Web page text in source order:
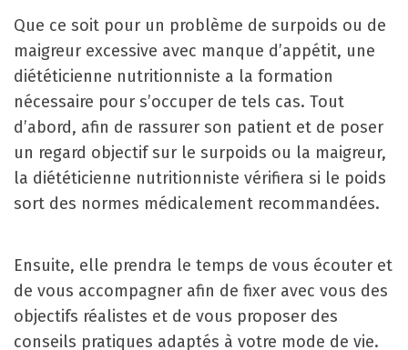
Que ce soit pour un problème de surpoids ou de
maigreur excessive avec manque d’appétit, une
diététicienne nutritionniste a la formation
nécessaire pour s’occuper de tels cas. Tout
d’abord, afin de rassurer son patient et de poser
un regard objectif sur le surpoids ou la maigreur,
la diététicienne nutritionniste vérifiera si le poids
sort des normes médicalement recommandées.
Ensuite, elle prendra le temps de vous écouter et
de vous accompagner afin de fixer avec vous des
objectifs réalistes et de vous proposer des
conseils pratiques adaptés à votre mode de vie.